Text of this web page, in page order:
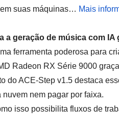
suas máquinas… Mais
a geração de música com
ferramenta poderosa para
Radeon RX Série 9000
do ACE-Step v1.5 destaca
nuvem nem pagar por faixa.
isso possibilita fluxos de